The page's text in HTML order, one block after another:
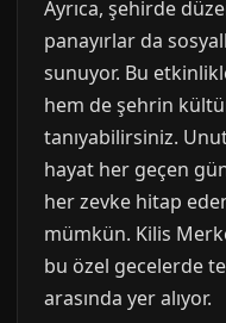
Ayrıca, şehirde
panayırlar da
sunuyor. Bu
hem de şehrin
tanıyabilirsiniz.
hayat her geçen
her zevke hitap
mümkün. Kilis
bu özel gecelerde
arasında yer alıyor.